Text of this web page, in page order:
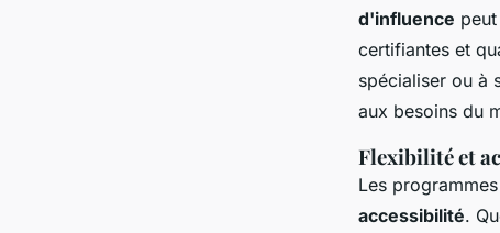
d'influence
certifiantes et
spécialiser ou à
aux besoins du
Flexibilité et
Les
accessibilité.